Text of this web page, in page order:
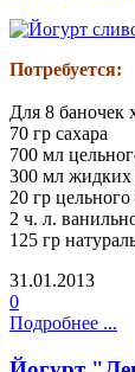
Потребуется:
Для 8 баночек
70 гр сахара
700 мл
300 мл жидких
20 гр
2 ч. л.
125 гр
31.01.2013
0
Подробнее ...